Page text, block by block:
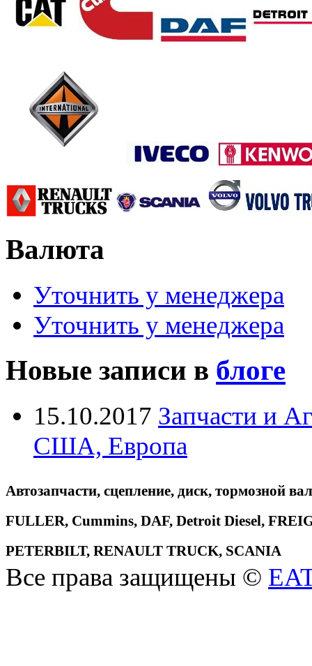
Валюта
Уточнить у менеджера
Уточнить у менеджера
Новые записи в блоге
15.10.2017 Запчасти и
США, Европа
Автозапчасти, сцепление, диск, тормозной
FULLER, Cummins, DAF, Detroit Diesel,
PETERBILT, RENAULT TRUCK, SCANIA
Все права защищены ©